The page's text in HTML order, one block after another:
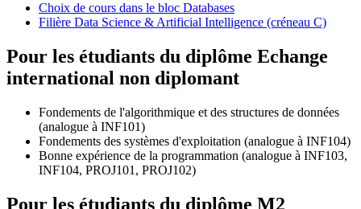
Choix de cours dans le bloc Databases
Filière Data Science & Artificial Intelligence (créneau C)
Pour les étudiants du diplôme Echange
international non diplomant
Fondements de l'algorithmique et des structures de données
(analogue à INF101)
Fondements des systèmes d'exploitation (analogue à INF104)
Bonne expérience de la programmation (analogue à INF103,
INF104, PROJ101, PROJ102)
Pour les étudiants du diplôme M2